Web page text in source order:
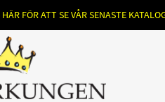
FÖR ATT SE VÅR SENASTE